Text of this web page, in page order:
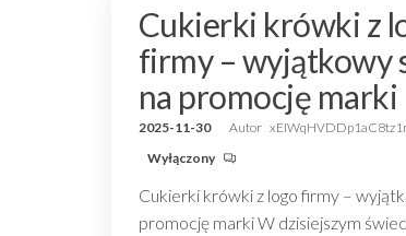
Cukierki krówki z
firmy – wyjątkowy
na promocję marki
2025-11-30 Autor
Wyłączony
Cukierki krówki z logo firmy –
promocję marki W dzisiejszym